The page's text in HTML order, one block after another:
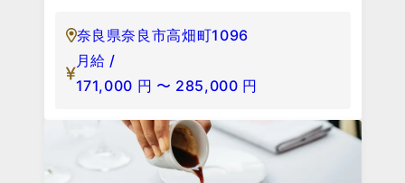
奈良県奈良市高畑町1096
月給 /
171,000 円 〜 285,000 円